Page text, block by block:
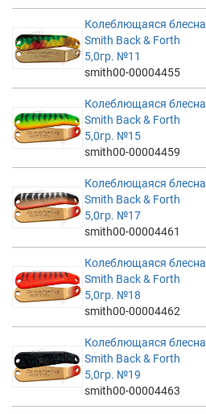
Колеблющаяся блесна
Smith Back & Forth
5,0гр. №11
smith00-00004455
Колеблющаяся блесна
Smith Back & Forth
5,0гр. №15
smith00-00004459
Колеблющаяся блесна
Smith Back & Forth
5,0гр. №17
smith00-00004461
Колеблющаяся блесна
Smith Back & Forth
5,0гр. №18
smith00-00004462
Колеблющаяся блесна
Smith Back & Forth
5,0гр. №19
smith00-00004463